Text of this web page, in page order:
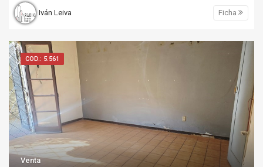
Iván Leiva Ficha
COD.: 5.561
Venta